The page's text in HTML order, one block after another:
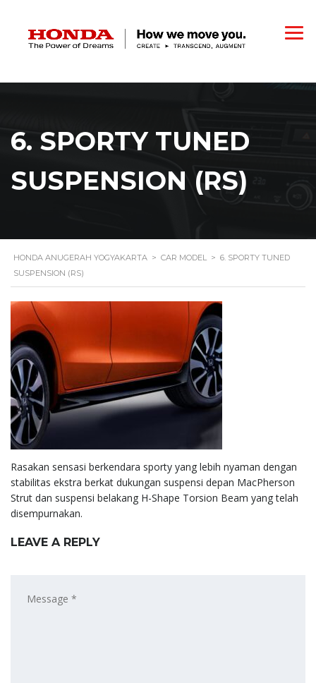
6. SPORTY TUNED
SUSPENSION (RS)
HONDA ANUGERAH YOGYAKARTA > CAR MODEL > 6. SPORTY TUNED
SUSPENSION (RS)
Rasakan sensasi berkendara sporty yang lebih nyaman dengan
stabilitas ekstra berkat dukungan suspensi depan MacPherson
Strut dan suspensi belakang H-Shape Torsion Beam yang telah
disempurnakan.
LEAVE A REPLY